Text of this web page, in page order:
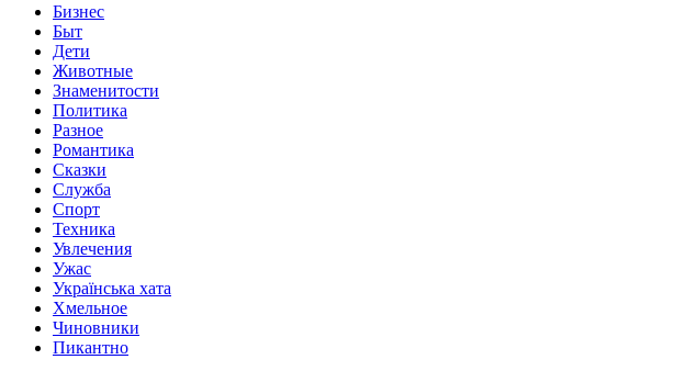
Бизнес
Быт
Дети
Животные
Знаменитости
Политика
Разное
Романтика
Сказки
Служба
Спорт
Техника
Увлечения
Ужас
Українська хата
Хмельное
Чиновники
Пикантно